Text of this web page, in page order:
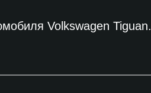
Volkswagen Tiguan.